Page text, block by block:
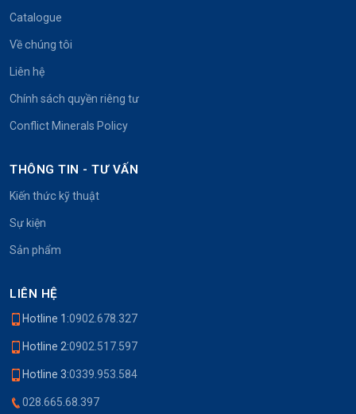
Catalogue
Về chúng tôi
Liên hệ
Chính sách quyền riêng tư
Conflict Minerals Policy
THÔNG TIN - TƯ VẤN
Kiến thức kỹ thuật
Sự kiện
Sản phẩm
LIÊN HỆ
Hotline 1:0902.678.327
Hotline 2:0902.517.597
Hotline 3:0339.953.584
028.665.68.397